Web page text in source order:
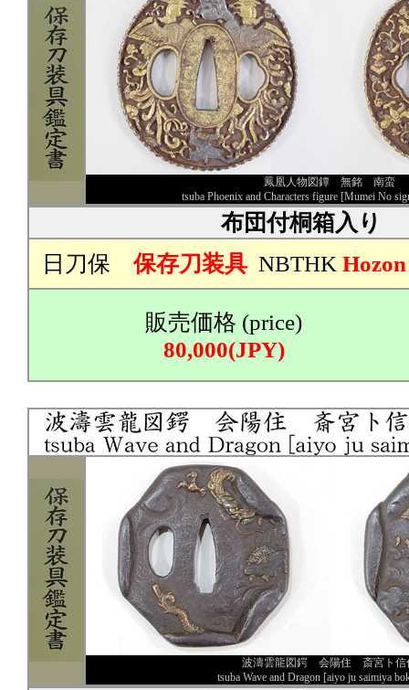
鳳凰人物図鐔 無銘 南蛮
tsuba Phoenix and Characters figure [Mumei No
布団付桐箱入り
日刀保 保存刀装具 NBTHK Hozon
販売価格 (price)
80,000(JPY)
波濤雲龍図鍔 会陽住 斎宮ト信
tsuba Wave and Dragon [aiyo ju saimiya